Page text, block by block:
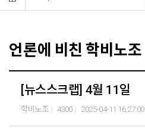
언론에 비친 학비노조
[뉴스스크랩] 4월 11일
학비노조 4300 2025-04-11 16:27:00